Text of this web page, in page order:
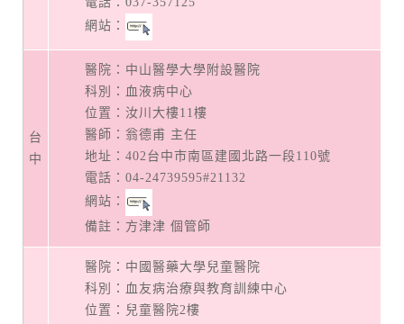
網站：
台
中
醫院：中山醫學大學附設醫院
科別：血液病中心
位置：汝川大樓11樓
醫師：翁德甫 主任
地址： 402台中市南區建國北路一段110號
電話： 04-24739595#21132
網站：
備註：方津津 個管師
醫院：中國醫藥大學兒童醫院
科別：血友病治療與教育訓練中心
位置：兒童醫院2樓